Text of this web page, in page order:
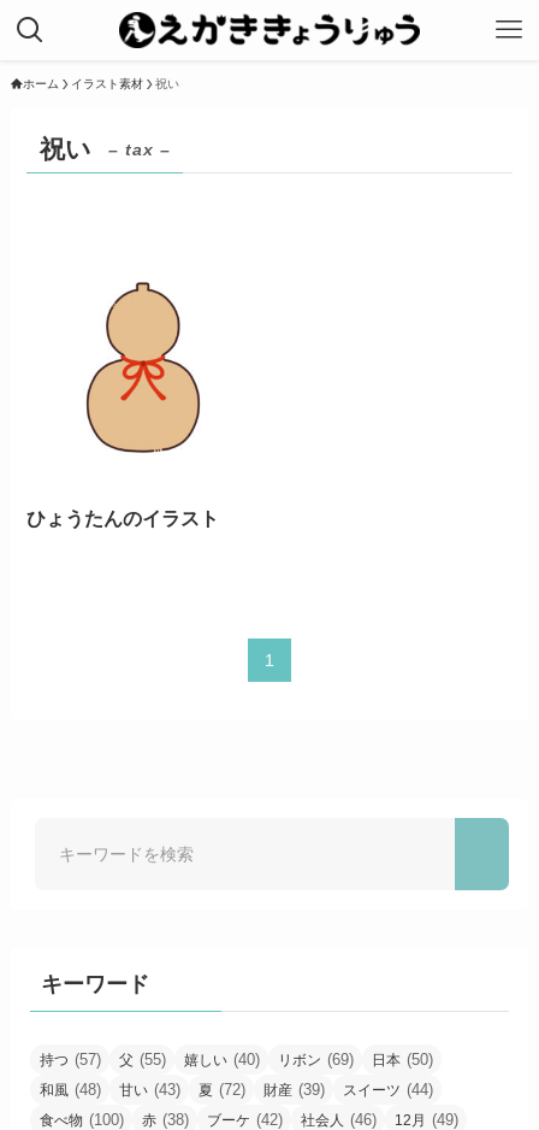
ホーム イラスト素材 祝い
祝い – tax –
ひょうたんのイラスト
1
キーワード
持つ (57) 父 (55) 嬉しい (40) リボン (69) 日本 (50)
和風 (48) 甘い (43) 夏 (72) 財産 (39) スイーツ (44)
食べ物 (100) 赤 (38) ブーケ (42) 社会人 (46) 12月 (49)